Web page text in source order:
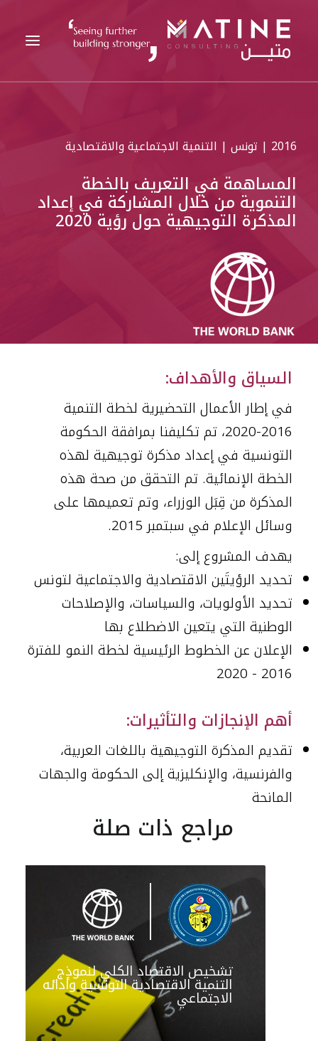
الخدمات المقدمة
المراجع
التحليلات
العربية
2016 | تونس | التنمية الاجتماعية والاقتصادية
المساهمة في التعريف بالخطة
التنموية من خلال المشاركة في إعداد
المذكرة التوجيهية حول رؤية 2020
السياق والأهداف:
في إطار الأعمال التحضيرية لخطة التنمية
2016-2020، تم تكليفنا بمرافقة الحكومة
التونسية في إعداد مذكرة توجيهية لهذه
الخطة الإنمائية. تم التحقق من صحة هذه
المذكرة من قِبَل الوزراء، وتم تعميمها على
وسائل الإعلام في سبتمبر 2015.
يهدف المشروع إلى:
تحديد الرؤيتَين الاقتصادية والاجتماعية لتونس
تحديد الأولويات، والسياسات، والإصلاحات
الوطنية التي يتعين الاضطلاع بها
الإعلان عن الخطوط الرئيسية لخطة النمو للفترة
2016 - 2020
أهم الإنجازات والتأثيرات:
تقديم المذكرة التوجيهية باللغات العربية،
والفرنسية، والإنكليزية إلى الحكومة والجهات
المانحة
مراجع ذات صلة
تشخيص الاقتصاد الكلي لنموذج
التنمية الاقتصادية التونسية وأدائه
الاجتماعي